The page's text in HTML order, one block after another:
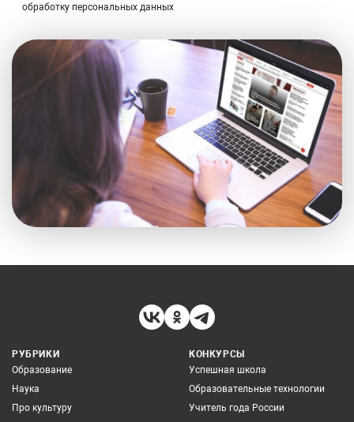
обработку персональных данных
РУБРИКИ
Образование
Наука
Про культуру
КОНКУРСЫ
Успешная школа
Образовательные технологии
Учитель года России